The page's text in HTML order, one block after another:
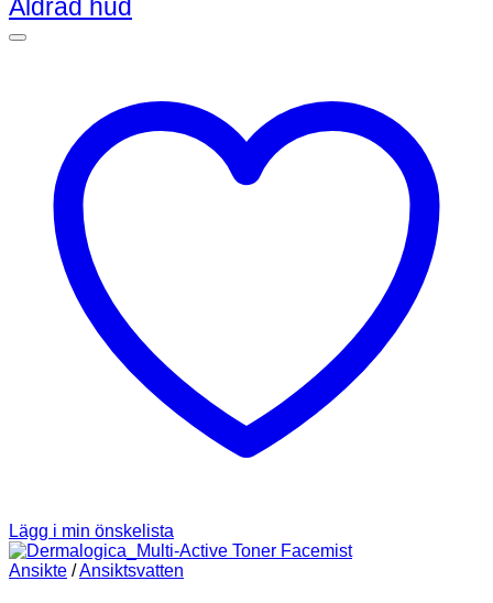
Åldrad hud
Lägg i min önskelista
Ansikte /Ansiktsvatten